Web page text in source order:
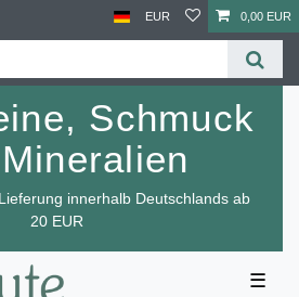
EUR 0,00 EUR
Schmuck
innerhalb Deutschlands ab
20 EUR
☰